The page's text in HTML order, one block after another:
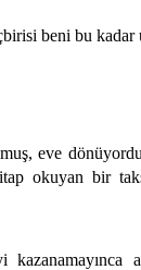
beni bu kadar
eve
okuyan bir
kazanamayınca